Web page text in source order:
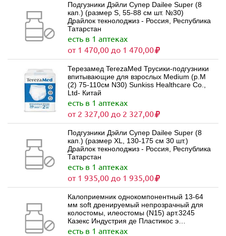
Подгузники Дэйли Супер Dailee Super (8
кап.) (размер S, 55-88 см шт. №30)
Драйлок текнолоджиз - Россия, Республика
Татарстан
есть в 1 аптеках
от 1 470,00 до 1 470,00
Терезамед TerezaMed Трусики-подгузники
впитывающие для взрослых Medium (р.M
(2) 75-110см N30) Sunkiss Healthcare Co.,
Ltd- Китай
есть в 1 аптеках
от 2 327,00 до 2 327,00
Подгузники Дэйли Супер Dailee Super (8
кап.) (размер XL, 130-175 см 30 шт.)
Драйлок текнолоджиз - Россия, Республика
Татарстан
есть в 1 аптеках
от 1 935,00 до 1 935,00
Калоприемник однокомпонентный 13-64
мм soft дренируемый непрозрачный для
колостомы, илеостомы (N15) арт.3245
Казекс Индустрия де Пластикос э
Продутос Медикос Лимитада - Бразилия
есть в 1 аптеках